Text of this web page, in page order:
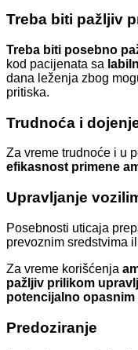
Treba biti pažljiv
Treba biti posebno
kod pacijenata sa
dana leženja zbog
pritiska.
Trudnoća i
Za vreme trudnoće i u
efikasnost primene
Upravljanje
Posebnosti uticaja
prevoznim sredstvima
Za vreme korišćenja
pažljiv prilikom
potencijalno opasnim
Predoziranje